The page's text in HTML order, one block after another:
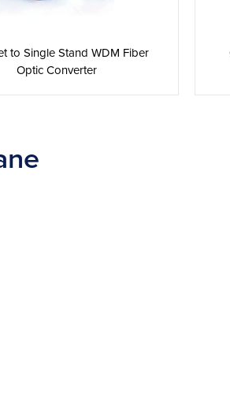
to Single Stand WDM Fiber
Optic Converter